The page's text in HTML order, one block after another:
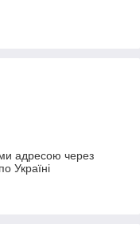
адресою через
Україні